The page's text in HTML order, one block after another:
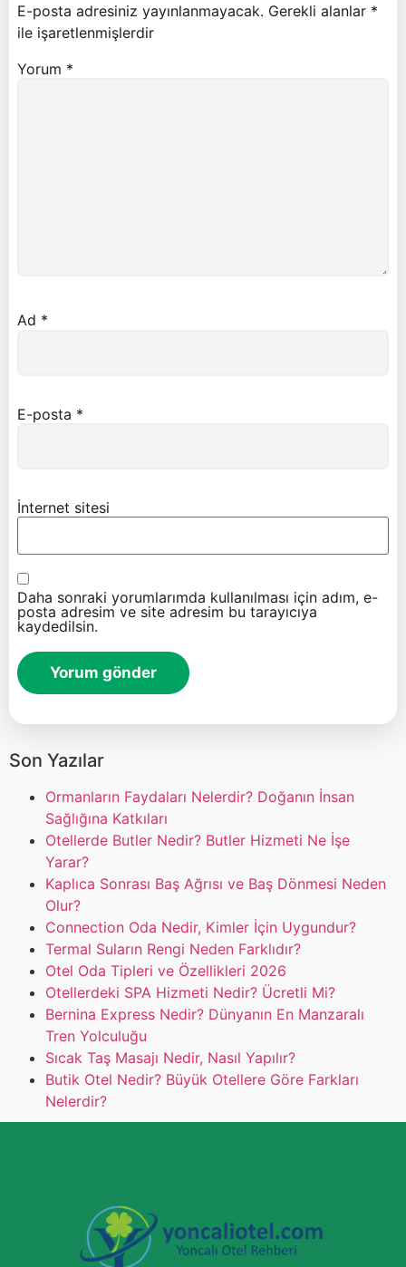
E-posta adresiniz yayınlanmayacak. Gerekli alanlar *
ile işaretlenmişlerdir
Yorum *
Ad *
E-posta *
İnternet sitesi
Daha sonraki yorumlarımda kullanılması için adım, e-
posta adresim ve site adresim bu tarayıcıya
kaydedilsin.
Son Yazılar
Ormanların Faydaları Nelerdir? Doğanın İnsan
Sağlığına Katkıları
Otellerde Butler Nedir? Butler Hizmeti Ne İşe
Yarar?
Kaplıca Sonrası Baş Ağrısı ve Baş Dönmesi Neden
Olur?
Connection Oda Nedir, Kimler İçin Uygundur?
Termal Suların Rengi Neden Farklıdır?
Otel Oda Tipleri ve Özellikleri 2026
Otellerdeki SPA Hizmeti Nedir? Ücretli Mi?
Bernina Express Nedir? Dünyanın En Manzaralı
Tren Yolculuğu
Sıcak Taş Masajı Nedir, Nasıl Yapılır?
Butik Otel Nedir? Büyük Otellere Göre Farkları
Nelerdir?